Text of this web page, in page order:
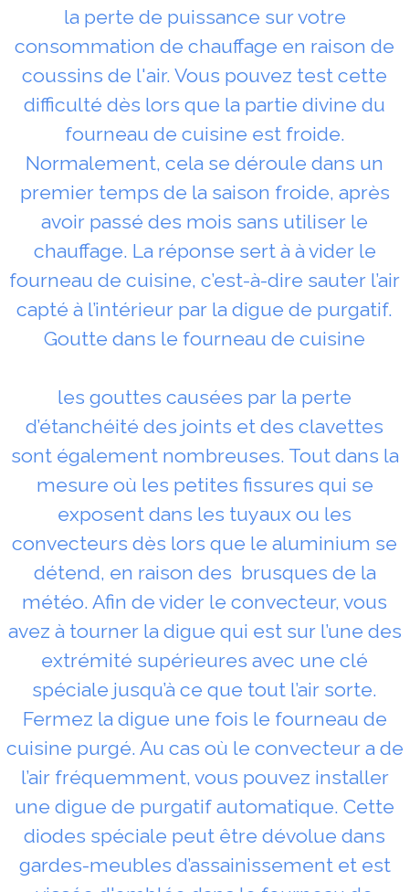
la perte de puissance sur votre
consommation de chauffage en raison de
coussins de l'air. Vous pouvez test cette
difficulté dès lors que la partie divine du
fourneau de cuisine est froide.
Normalement, cela se déroule dans un
premier temps de la saison froide, après
avoir passé des mois sans utiliser le
chauffage. La réponse sert à à vider le
fourneau de cuisine, c’est-à-dire sauter l’air
capté à l’intérieur par la digue de purgatif.
Goutte dans le fourneau de cuisine
les gouttes causées par la perte
d’étanchéité des joints et des clavettes
sont également nombreuses. Tout dans la
mesure où les petites fissures qui se
exposent dans les tuyaux ou les
convecteurs dès lors que le aluminium se
détend, en raison des brusques de la
météo. Afin de vider le convecteur, vous
avez à tourner la digue qui est sur l’une des
extrémité supérieures avec une clé
spéciale jusqu’à ce que tout l’air sorte.
Fermez la digue une fois le fourneau de
cuisine purgé. Au cas où le convecteur a de
l’air fréquemment, vous pouvez installer
une digue de purgatif automatique. Cette
diodes spéciale peut être dévolue dans
gardes-meubles d’assainissement et est